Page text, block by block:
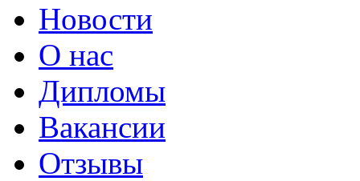
Новости
О нас
Дипломы
Вакансии
Отзывы